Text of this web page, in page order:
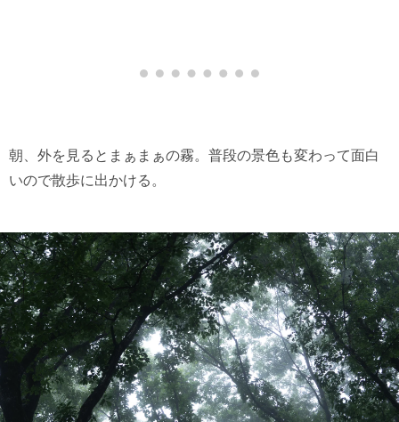
朝、外を見るとまぁまぁの霧。普段の景色も変わって面白
いので散歩に出かける。